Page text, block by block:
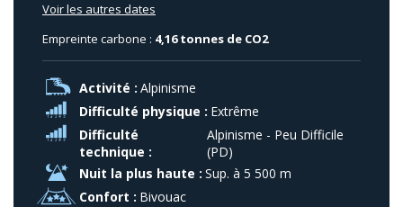
Voir les autres dates
Empreinte carbone : 4,16 tonnes de CO2
Activité : Alpinisme
Difficulté physique : Extrême
Difficulté
technique :
Alpinisme - Peu Difficile
(PD)
Nuit la plus haute : Sup. à 5 500 m
Confort : Bivouac